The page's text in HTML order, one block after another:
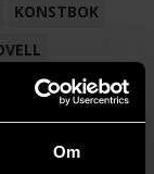
Om
KONSTBOK
ROMAN
SERIE